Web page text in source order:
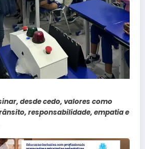
desde cedo, valores como
responsabilidade, empatia e